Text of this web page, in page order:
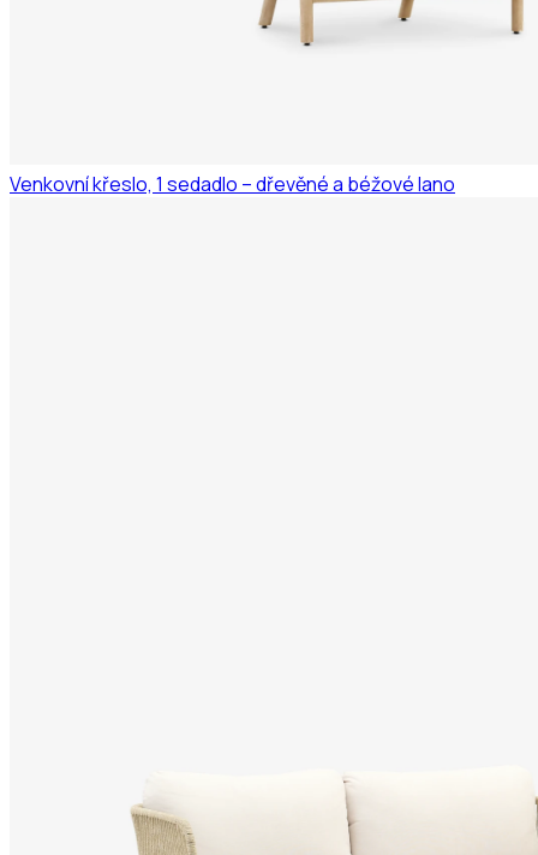
Venkovní křeslo, 1 sedadlo – dřevěné a béžové lano